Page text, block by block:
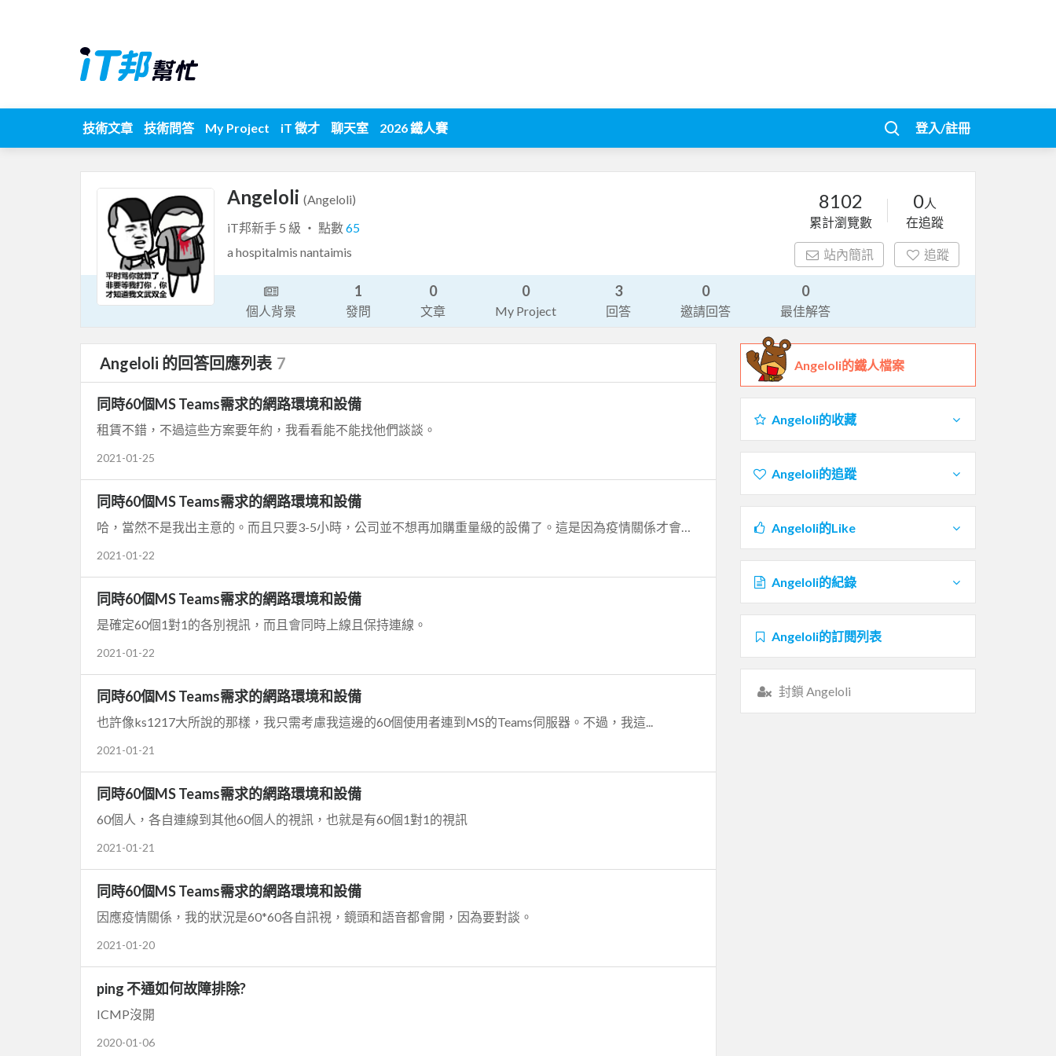
技術文章 技術問答 My Project iT 徵才 聊天室 2026 鐵人賽 登入/註冊
Angeloli (Angeloli)
iT邦新手 5 級 ‧ 點數65
a hospitalmis nantaimis
8102
累計瀏覽數
0人
在追蹤
站內簡訊 追蹤
個人背景
1
發問
0
文章
0
My Project
3
回答
0
邀請回答
0
最佳解答
Angeloli 的回答回應列表 7
同時60個MS Teams需求的網路環境和設備
租賃不錯，不過這些方案要年約，我看看能不能找他們談談。
2021-01-25
同時60個MS Teams需求的網路環境和設備
2021-01-22
同時60個MS Teams需求的網路環境和設備
是確定60個1對1的各別視訊，而且會同時上線且保持連線。
2021-01-22
同時60個MS Teams需求的網路環境和設備
也許像ks1217大所說的那樣，我只需考慮我這邊的60個使用者連到MS的Teams伺服器。不過，我這...
2021-01-21
同時60個MS Teams需求的網路環境和設備
60個人，各自連線到其他60個人的視訊，也就是有60個1對1的視訊
2021-01-21
同時60個MS Teams需求的網路環境和設備
因應疫情關係，我的狀況是60*60各自訊視，鏡頭和語音都會開，因為要對談。
2021-01-20
ping 不通如何故障排除?
ICMP沒開
2020-01-06
Angeloli的鐵人檔案
Angeloli的收藏
Angeloli的追蹤
Angeloli的Like
Angeloli的紀錄
Angeloli的訂閱列表
封鎖 Angeloli